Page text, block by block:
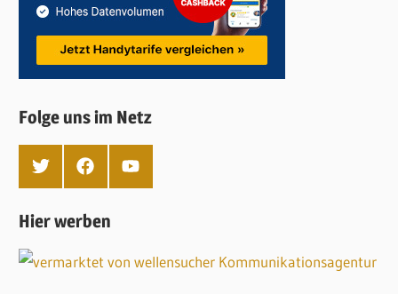
Folge uns im Netz
T
t
t
r
F
a
e
b
o
k
Y
e
Hier werben